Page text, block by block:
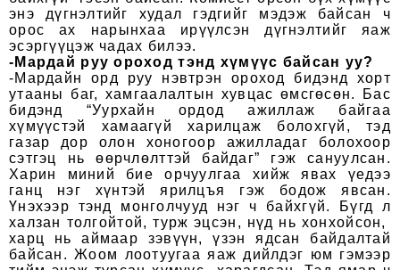
энэ дүгнэлтийг худал гэдгийг мэдэж байсан ч
орос ах нарынхаа ирүүлсэн дүгнэлтийг яаж
эсэргүүцэж чадах билээ.
-Мардай руу ороход тэнд хүмүүс байсан уу?
-Мардайн орд руу нэвтрэн ороход бидэнд хорт
утааны баг, хамгаалалтын хувцас өмсгөсөн. Бас
бидэнд “Уурхайн ордод ажиллаж байгаа
хүмүүстэй хамаагүй харилцаж болохгүй, тэд
газар дор олон хоногоор ажилладаг болохоор
сэтгэц нь өөрчлөлттэй байдаг” гэж сануулсан.
Харин миний бие орчуулгаа хийж явах үедээ
ганц нэг хүнтэй ярилцъя гэж бодож явсан.
Үнэхээр тэнд монголчууд нэг ч байхгүй. Бүгд л
халзан толгойтой, турж эцсэн, нүд нь хонхойсон,
харц нь аймаар зэвүүн, үзэн ядсан байдалтай
байсан. Жоом лоотуугаа яаж дийлдэг юм гэмээр